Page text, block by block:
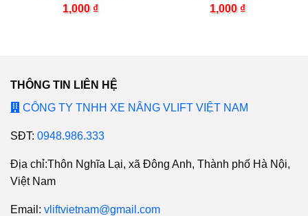
1,000 ₫ 1,000 ₫
THÔNG TIN LIÊN HỆ
CÔNG TY TNHH XE NÂNG VLIFT VIỆT NAM
SĐT: 0948.986.333
Địa chỉ:Thôn Nghĩa Lại, xã Đông Anh, Thành phố Hà Nội,
Việt Nam
Email: vliftvietnam@gmail.com